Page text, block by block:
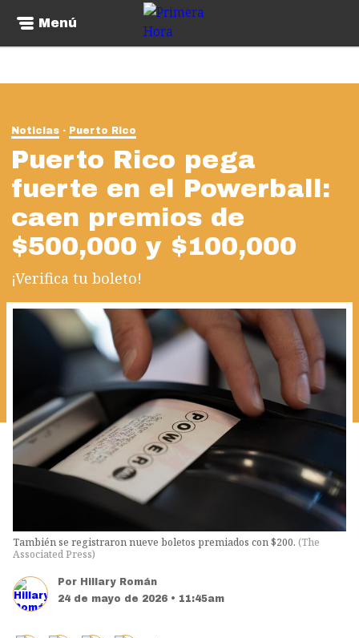
Menú
Noticias Puerto Rico
Puerto Rico pega
fuerte en el Powerball:
caen premios de
$500,000 y $100,000
¡Verifica tu boleto!
También se registraron nueve boletos premiados con $200. (The
Associated Press)
Por Hillary Román
24 de mayo de 2026 • 11:45am